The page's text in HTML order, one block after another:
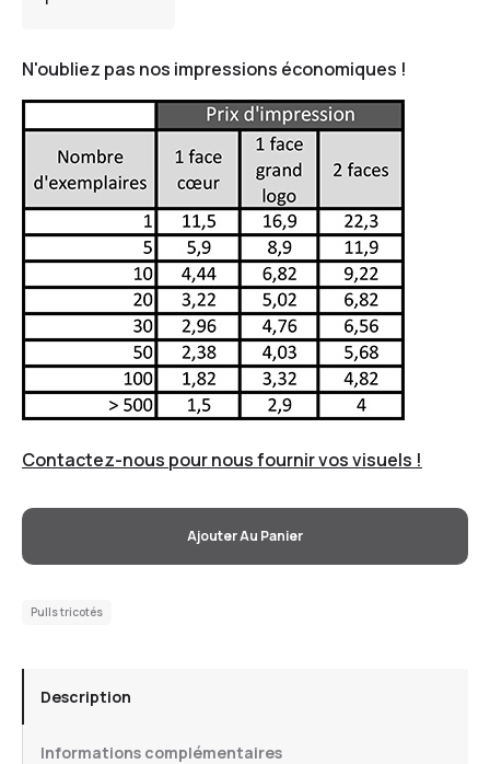
N'oubliez pas nos impressions économiques !
Contactez-nous pour nous fournir vos visuels !
Ajouter Au Panier
Pulls tricotés
Description
Informations complémentaires